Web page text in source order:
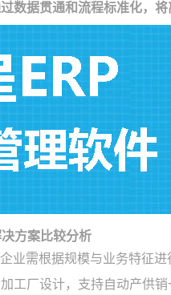
数据贯通和流程标准化，
方案比较分析
业需根据规模与业务特征进
工厂设计，支持自动产供